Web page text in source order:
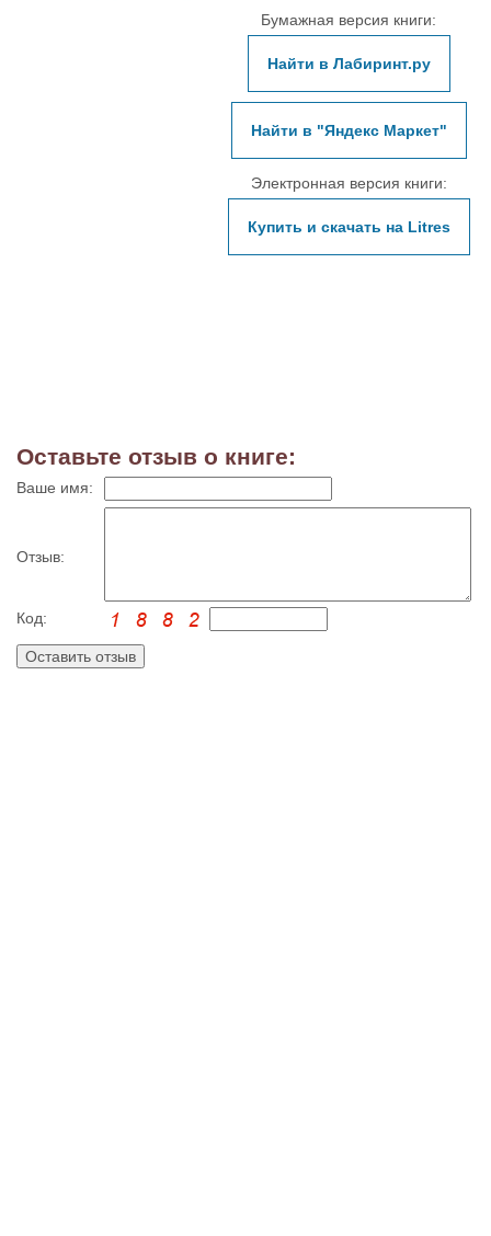
Бумажная версия книги:
Найти в Лабиринт.ру
Найти в "Яндекс Маркет"
Электронная версия книги:
Купить и скачать на Litres
Оставьте отзыв о книге:
Ваше имя:
Отзыв:
Код: